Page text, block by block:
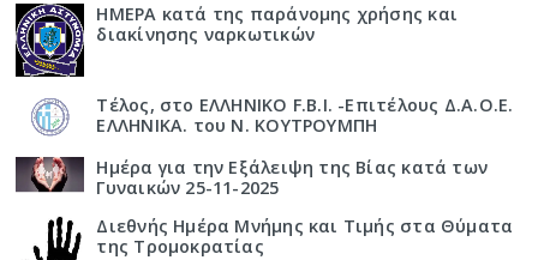
ΗΜΕΡΑ κατά της παράνομης χρήσης και
διακίνησης ναρκωτικών
Τέλος, στο ΕΛΛΗΝΙΚΟ F.B.I. -Επιτέλους Δ.Α.Ο.Ε.
ΕΛΛΗΝΙΚΑ. του Ν. ΚΟΥΤΡΟΥΜΠΗ
Ημέρα για την Εξάλειψη της Βίας κατά των
Γυναικών 25-11-2025
Διεθνής Ημέρα Μνήμης και Τιμής στα Θύματα
της Τρομοκρατίας